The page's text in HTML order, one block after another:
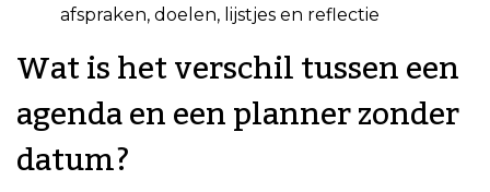
afspraken, doelen, lijstjes en reflectie
Wat is het verschil tussen een
agenda en een planner zonder
datum?